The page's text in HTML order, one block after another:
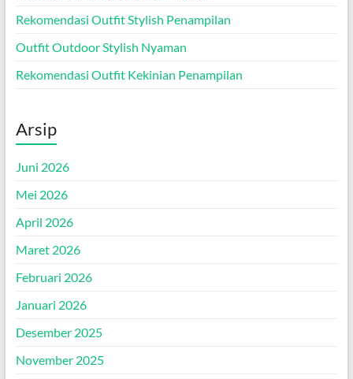
Rekomendasi Outfit Stylish Penampilan
Outfit Outdoor Stylish Nyaman
Rekomendasi Outfit Kekinian Penampilan
Arsip
Juni 2026
Mei 2026
April 2026
Maret 2026
Februari 2026
Januari 2026
Desember 2025
November 2025